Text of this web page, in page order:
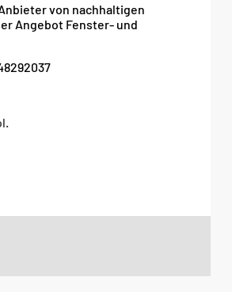
von nachhaltigen
Angebot Fenster- und